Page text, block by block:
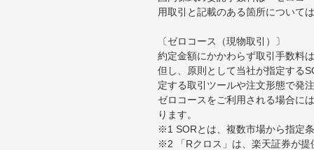
用取引と記載のある箇所について
〔ゼロコース（現物取引）〕
約定金額にかかわらず取引手数料
但し、原則として当社が指定する
定する取引ツールや注文形態で発
ゼロコースをご利用される場合に
ります。
※1 SORとは、複数市場から指定
※2 「Rクロス」は、楽天証券が